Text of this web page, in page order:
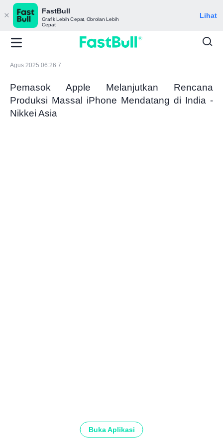
FastBull
Grafik Lebih Cepat, Obrolan Lebih
Cepat!
Lihat
Agus 2025 06:26 7
Pemasok Apple Melanjutkan Rencana
Produksi Massal iPhone Mendatang di India -
Nikkei Asia
Buka Aplikasi